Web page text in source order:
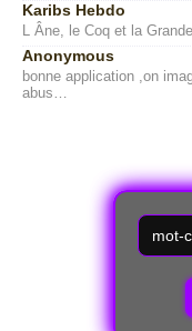
Karibs Hebdo
L Âne, le Coq et la
Anonymous
bonne application ,on
abus…
R
e